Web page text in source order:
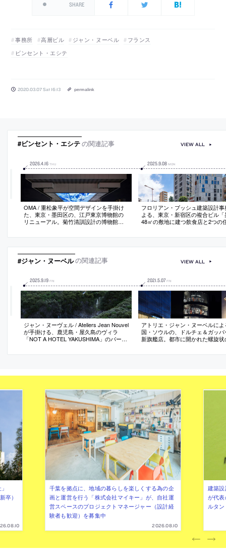
SHARE
事務所 高層ビル ジャン・ヌーベル
フランス
ビンセント・エシテ
2020.03.07 Sat 16:13 permalink
#ビンセント・エシテの関連記事
2026.4.16 THU
OMA / 重松象平が空間デザインを手掛け
た、東京・墨田区の、江戸東京博物館の
リニューアル。菊竹清訓設計の博物館の
ンティティの明確化”や“再訪動機の創
や版画に加えて都市の情景などの映像を
投影するピロティ空間を考案
2025.9.08 MON
フロリアン・ブッシュ建築設計事
よる、東京・新宿区の複合ビル「
48㎡の敷地に建つ飲食店と2つの
アを設けずに平面外縁部の上下左
ら生まれた“多価性”のある外観も
VIEW ALL
#ジャン・ヌーベルの関連記事
2025.9.19 FRI
ジャン・ヌーヴェル / Ateliers Jean Nouvel
が手掛ける、鹿児島・屋久島のヴィラ
「NOT A HOTEL YAKUSHIMA」のパース
2021 5.07 FRI
アトリエ・ジャン・ヌーベルによ
国・ソウルの、ドルチェ＆ガッバ
新旗艦店。都市に開かれた螺旋状
VIEW ALL
卒）
千葉を拠点に、地域の暮らしを楽しくする為の企
画と運営を行う「株式会社マイキー」が、自社運
営スペースのプロジェクトマネージャー（設計経
験者も歓迎）を募集中
2026.08.10
建築
が代
ルタ